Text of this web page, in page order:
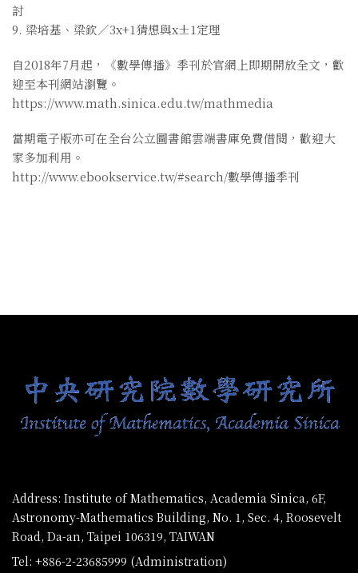
討
9. 梁培基、梁欽／3x+1猜想與x±1定理
自2018年7月起，《數學傳播》季刊於官網上即期開放全文，歡
迎至本刊網站瀏覽。
https://www.math.sinica.edu.tw/mathmedia
當期電子版亦可在全台公立圖書館雲端書庫免費借閱，歡迎大
家多加利用。
http://www.ebookservice.tw/#search/數學傳播季刊
Address: Institute of Mathematics, Academia Sinica, 6F,
Astronomy-Mathematics Building, No. 1, Sec. 4, Roosevelt
Road, Da-an, Taipei 106319, TAIWAN
Tel: +886-2-23685999 (Administration)